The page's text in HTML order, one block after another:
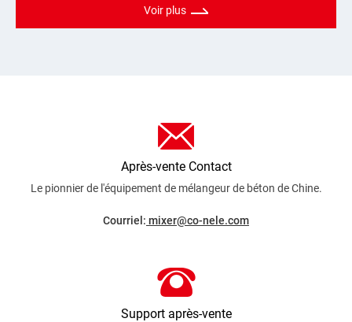
Voir plus
Après-vente Contact
Le pionnier de l'équipement de mélangeur de béton de Chine.
Courriel: mixer@co-nele.com
Support après-vente